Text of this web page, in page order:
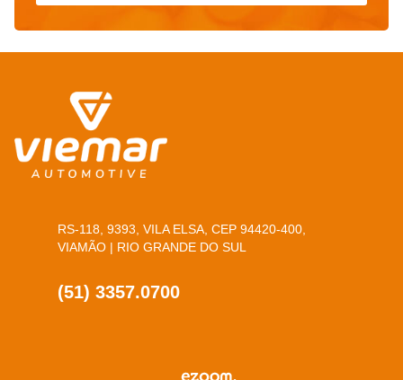
RS-118, 9393, VILA ELSA, CEP 94420-400,
VIAMÃO | RIO GRANDE DO SUL
(51) 3357.0700